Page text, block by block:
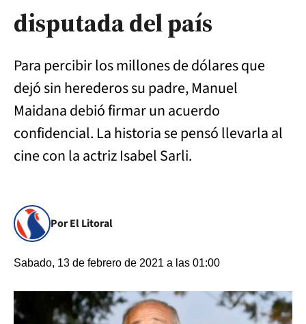
disputada del país
Para percibir los millones de dólares que
dejó sin herederos su padre, Manuel
Maidana debió firmar un acuerdo
confidencial. La historia se pensó llevarla al
cine con la actriz Isabel Sarli.
Por El Litoral
Sabado, 13 de febrero de 2021 a las 01:00